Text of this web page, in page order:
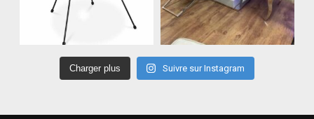
Charger plus Suivre sur Instagram